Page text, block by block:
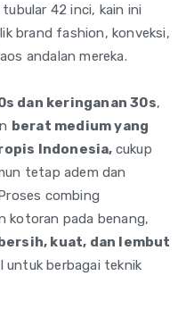
42 inci, kain ini
brand fashion, konveksi,
andalan mereka.
dan keringanan 30s,
berat medium yang
Indonesia, cukup
tetap adem dan
combing
kotoran pada benang,
kuat, dan lembut
untuk berbagai teknik